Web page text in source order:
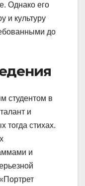
Однако его
и культуру
до
студентом в
и
тогда стихах.
и